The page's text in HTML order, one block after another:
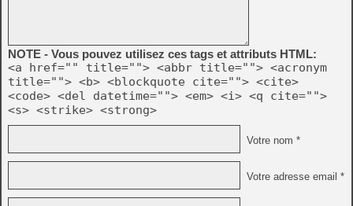
NOTE - Vous pouvez utilisez ces tags et attributs HTML:
<a href="" title=""> <abbr title=""> <acronym
title=""> <b> <blockquote cite=""> <cite>
<code> <del datetime=""> <em> <i> <q cite="">
<s> <strike> <strong>
Votre nom *
Votre adresse email *